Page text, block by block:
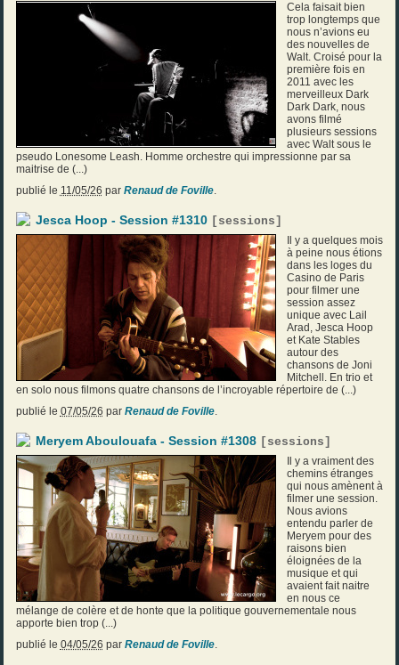
Cela faisait bien
trop longtemps que
nous n’avions eu
des nouvelles de
Walt. Croisé pour la
première fois en
2011 avec les
merveilleux Dark
Dark Dark, nous
avons filmé
plusieurs sessions
avec Walt sous le
pseudo Lonesome Leash. Homme orchestre qui impressionne par sa
maitrise de (...)
publié le 11/05/26 par Renaud de Foville.
Jesca Hoop - Session #1310 [ sessions ]
Il y a quelques mois
à peine nous étions
dans les loges du
Casino de Paris
pour filmer une
session assez
unique avec Lail
Arad, Jesca Hoop
et Kate Stables
autour des
chansons de Joni
Mitchell. En trio et
en solo nous filmons quatre chansons de l’incroyable répertoire de (...)
publié le 07/05/26 par Renaud de Foville.
Meryem Aboulouafa - Session #1308 [ sessions ]
Il y a vraiment des
chemins étranges
qui nous amènent à
filmer une session.
Nous avions
entendu parler de
Meryem pour des
raisons bien
éloignées de la
musique et qui
avaient fait naitre
en nous ce
mélange de colère et de honte que la politique gouvernementale nous
apporte bien trop (...)
publié le 04/05/26 par Renaud de Foville.